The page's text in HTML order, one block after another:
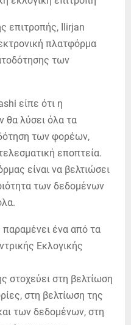
επιτροπής, Ilirjan
πλατφόρμα
των
είπε ότι η
θα λύσει όλα τα
των φορέων,
εποπτεία.
είναι να βελτιώσει
των δεδομένων
ένα από τα
Εκλογικής
στοχεύει στη βελτίωση
στη βελτίωση της
των δεδομένων, στη